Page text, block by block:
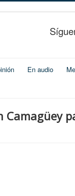
Sí
En audio
Camagüey